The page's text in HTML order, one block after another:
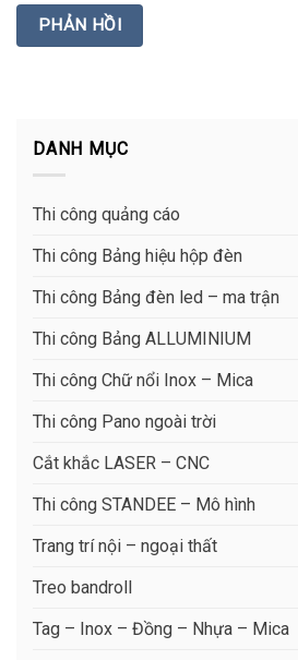
DANH MỤC
Thi công quảng cáo
Thi công Bảng hiệu hộp đèn
Thi công Bảng đèn led – ma trận
Thi công Bảng ALLUMINIUM
Thi công Chữ nổi Inox – Mica
Thi công Pano ngoài trời
Cắt khắc LASER – CNC
Thi công STANDEE – Mô hình
Trang trí nội – ngoại thất
Treo bandroll
Tag – Inox – Đồng – Nhựa – Mica